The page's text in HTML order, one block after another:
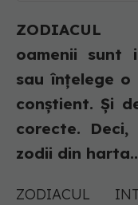
ZODIACUL
oamenii sunt
sau înțelege
conștient. Și
corecte.
zodii din
ZODIACUL